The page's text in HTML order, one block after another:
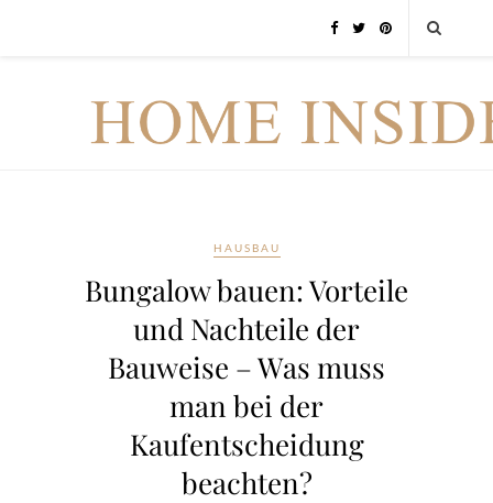
HAUSBAU
Bungalow bauen: Vorteile
und Nachteile der
Bauweise – Was muss
man bei der
Kaufentscheidung
beachten?